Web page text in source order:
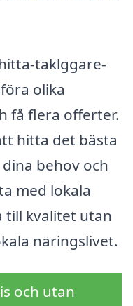
taklggare-
olika
få flera offerter.
hitta det bästa
behov och
med lokala
till kvalitet utan
näringslivet.
och utan